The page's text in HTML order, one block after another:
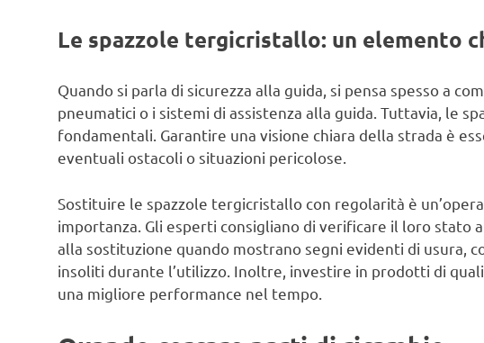
Le spazzole tergicristallo: un elemento
Quando si parla di sicurezza alla guida, si pensa spesso a
pneumatici o i sistemi di assistenza alla guida. Tuttavia, le
fondamentali. Garantire una visione chiara della strada è
eventuali ostacoli o situazioni pericolose.
Sostituire le spazzole tergicristallo con regolarità è
importanza. Gli esperti consigliano di verificare il loro stato
alla sostituzione quando mostrano segni evidenti di usura,
insoliti durante l’utilizzo. Inoltre, investire in prodotti di
una migliore performance nel tempo.